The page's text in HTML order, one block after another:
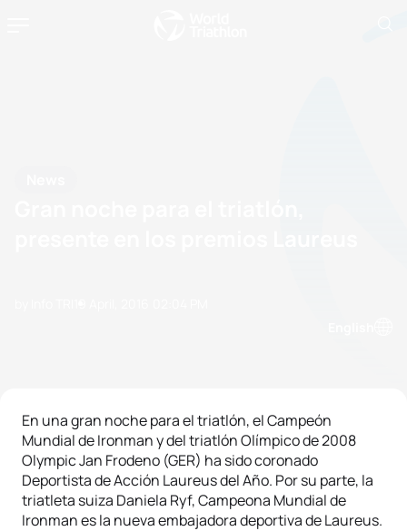
En una gran noche para el triatlón, el Campeón
Mundial de Ironman y del triatlón Olímpico de 2008
Olympic Jan Frodeno (GER) ha sido coronado
Deportista de Acción Laureus del Año. Por su parte, la
triatleta suiza Daniela Ryf, Campeona Mundial de
Ironman es la nueva embajadora deportiva de Laureus.